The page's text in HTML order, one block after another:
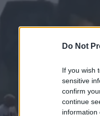
Do Not
If you wish
sensitive
confirm
continue
information